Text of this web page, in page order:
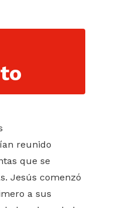
reunido
que se
Jesús comenzó
a sus